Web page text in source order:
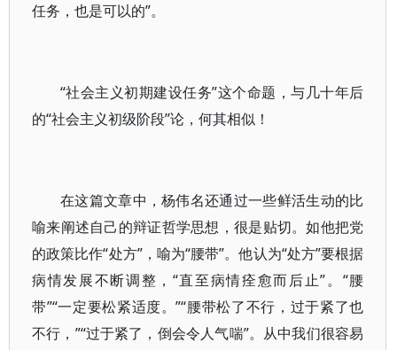
任务，也是可以的”。
“社会主义初期建设任务”这个命题，与几十年后
的“社会主义初级阶段”论，何其相似！
在这篇文章中，杨伟名还通过一些鲜活生动的比
喻来阐述自己的辩证哲学思想，很是贴切。如他把党
的政策比作“处方”，喻为“腰带”。他认为“处方”要根据
病情发展不断调整，“直至病情痊愈而后止”。“腰
带”“一定要松紧适度。”“腰带松了不行，过于紧了也
不行，”“过于紧了，倒会令人气喘”。从中我们很容易